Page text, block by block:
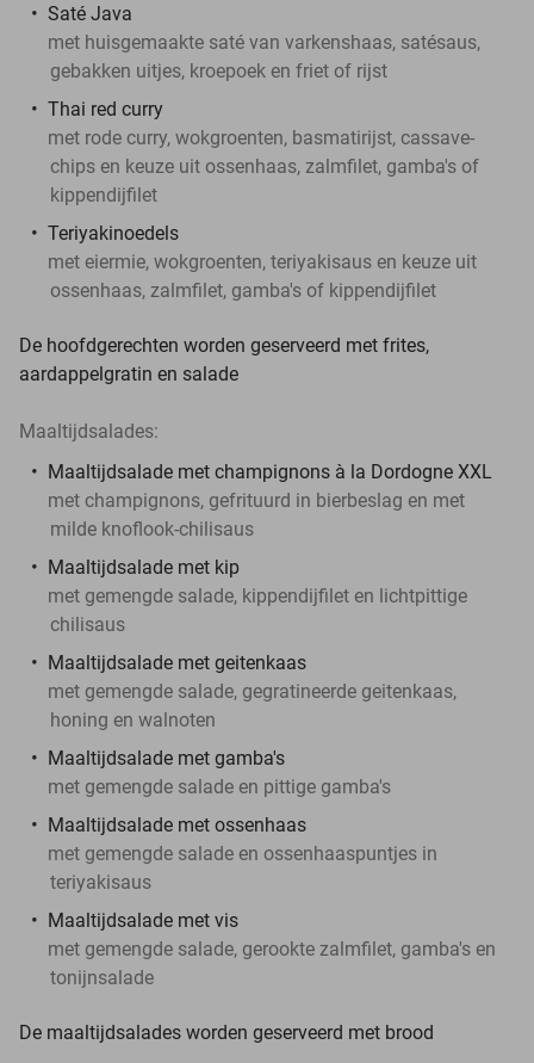
Saté Java
met huisgemaakte saté van varkenshaas, satésaus,
gebakken uitjes, kroepoek en friet of rijst
Thai red curry
met rode curry, wokgroenten, basmatirijst, cassave-
chips en keuze uit ossenhaas, zalmfilet, gamba's of
kippendijfilet
Teriyakinoedels
met eiermie, wokgroenten, teriyakisaus en keuze uit
ossenhaas, zalmfilet, gamba's of kippendijfilet
De hoofdgerechten worden geserveerd met frites,
aardappelgratin en salade
Maaltijdsalades:
Maaltijdsalade met champignons à la Dordogne XXL
met champignons, gefrituurd in bierbeslag en met
milde knoflook-chilisaus
Maaltijdsalade met kip
met gemengde salade, kippendijfilet en lichtpittige
chilisaus
Maaltijdsalade met geitenkaas
met gemengde salade, gegratineerde geitenkaas,
honing en walnoten
Maaltijdsalade met gamba's
met gemengde salade en pittige gamba's
Maaltijdsalade met ossenhaas
met gemengde salade en ossenhaaspuntjes in
teriyakisaus
Maaltijdsalade met vis
met gemengde salade, gerookte zalmfilet, gamba's en
tonijnsalade
De maaltijdsalades worden geserveerd met brood